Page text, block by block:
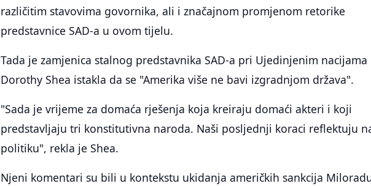
različitim stavovima govornika, ali i značajnom promjenom retorike
predstavnice SAD-a u ovom tijelu.
Tada je zamjenica stalnog predstavnika SAD-a pri Ujedinjenim nacijama
Dorothy Shea istakla da se "Amerika više ne bavi izgradnjom država".
"Sada je vrijeme za domaća rješenja koja kreiraju domaći akteri i koji
predstavljaju tri konstitutivna naroda. Naši posljednji koraci reflektuju
politiku", rekla je Shea.
Njeni komentari su bili u kontekstu ukidanja američkih sankcija